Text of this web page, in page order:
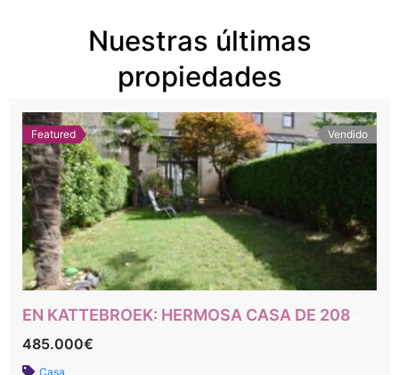
Nuestras últimas
propiedades
Featured Vendido
485.000€
Casa